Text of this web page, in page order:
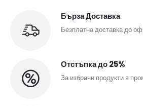
Бърза Доставка
Безплатна доставка до
Отстъпка до 25%
За избрани продукти в